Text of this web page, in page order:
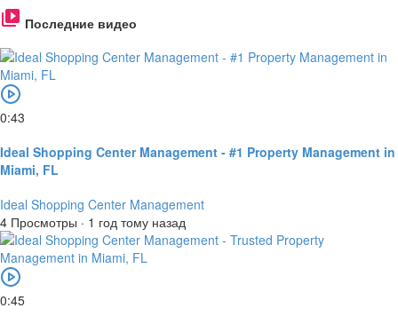
Последние видео
0:43
Ideal Shopping Center Management - #1 Property Management in
Miami, FL
Ideal Shopping Center Management
4 Просмотры · 1 год тому назад
0:45